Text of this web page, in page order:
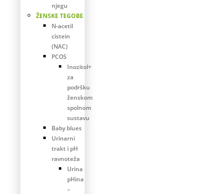
njegu
ŽENSKE TEGOBE
N-acetil
cistein
(NAC)
PCOS
Inozitol+
za
podršku
ženskom
spolnom
sustavu
Baby blues
Urinarni
trakt i pH
ravnoteža
Urina
pHina
–